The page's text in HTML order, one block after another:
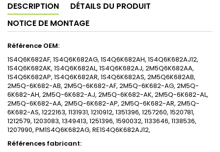
DESCRIPTION
DÉTAILS DU PRODUIT
NOTICE DE MONTAGE
Référence OEM:
1S4Q6K682AF, 1S4Q6K682AG, 1S4Q6K682AH, 1S4Q6K682AJ12,
1S4Q6K682AK, 1S4Q6K682AL, 1S4Q6K682AJ, 2M5Q6K682AA,
1S4Q6K682AP, 1S4Q6K682AR, 1S4Q6K682AS, 2M5Q6K682AB,
2M5Q-6K682-AB, 2M5Q-6K682-AF, 2M5Q-6K682-AG, 2M5Q-
6K682-AH, 2M5Q-6K682-AJ, 2M5Q-6K682-AK, 2M5Q-6K682-AL,
2M5Q-6K682-AA, 2M5Q-6K682-AP, 2M5Q-6K682-AR, 2M5Q-
6K682-AS, 1222163, 1131931, 1210912, 1351396, 1257260, 1520781,
1212579, 1203083, 1349413, 1251396, 1590032, 1133646, 1138536,
1207990, PM1S4Q6K682AG, RE1S4Q6K682AJ12,
Références fabricant: